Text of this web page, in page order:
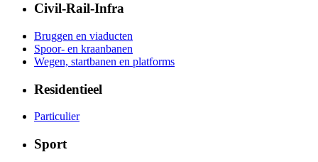
Civil-Rail-Infra
Bruggen en viaducten
Spoor- en kraanbanen
Wegen, startbanen en platforms
Residentieel
Particulier
Sport